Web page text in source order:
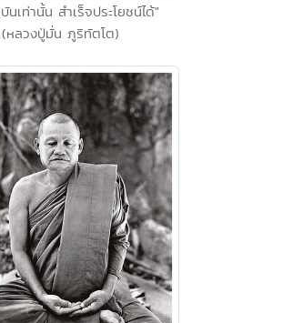
นเท่านั้น สำเร็จประโยชน์ได้"
(หลวงปู่มั่น ภูริทัตโต)